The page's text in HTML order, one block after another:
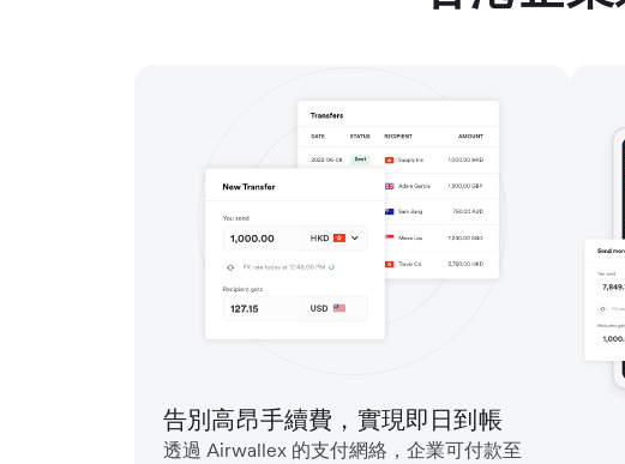
告別高昂手續費，實現即日到帳
透過 Airwallex 的支付網絡，企業可付款至